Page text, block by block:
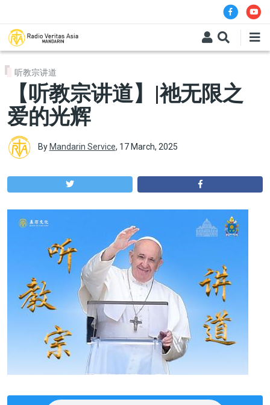
听教宗讲道
【听教宗讲道】|祂无限之
爱的光辉
By Mandarin Service, 17 March, 2025